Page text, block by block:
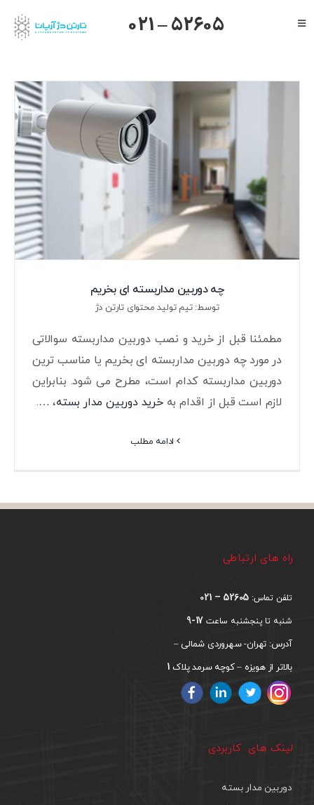
to
Toggle
گرنداستریم
درباره ما
021 – 52605
چه دوربین مداربسته ای بخریم
توسط: تیم تولید محتوای تارتن دژ
مطمئنا قبل از خرید و نصب دوربین مداربسته سوالاتی
در مورد چه دوربین مداربسته ای بخریم یا مناسب ترین
دوربین مداربسته کدام است، مطرح می شود. بنابراین
لازم است قبل از اقدام بهخرید دوربین مدار بسته، ….
ادامه مطلب
راه های ارتباطی
تلفن تماس: 52605 – 021
شنبه تا پنجشنبه ساعت 17-9
آدرس: تهران- سهروردی شمالی –
بالاتر از هویزه – کوچه سرمد پلاک 1
لینک های کاربردی
دوربین مدار بسته